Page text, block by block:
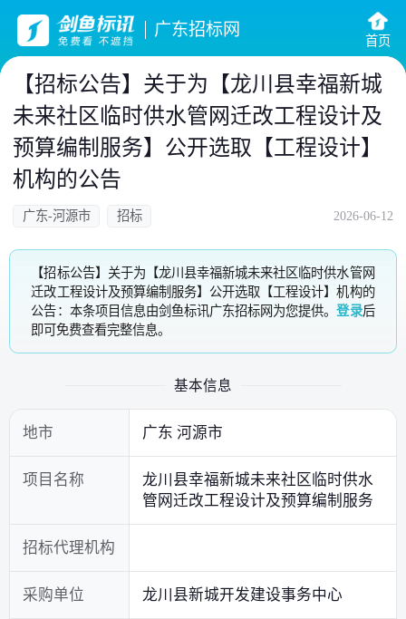
广东招标网
首页
【招标公告】关于为【龙川县幸福新城
未来社区临时供水管网迁改工程设计及
预算编制服务】公开选取【工程设计】
机构的公告
广东-河源市 招标 2026-06-12
【招标公告】关于为【龙川县幸福新城未来社区临时供水管网
迁改工程设计及预算编制服务】公开选取【工程设计】机构的
公告：本条项目信息由剑鱼标讯广东招标网为您提供。登录后
即可免费查看完整信息。
基本信息
地市 广东 河源市
项目名称
龙川县幸福新城未来社区临时供水
管网迁改工程设计及预算编制服务
招标代理机构
采购单位 龙川县新城开发建设事务中心